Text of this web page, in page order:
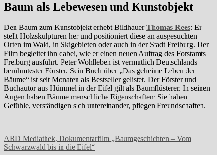
Baum als Lebewesen und Kunstobjekt
Den Baum zum Kunstobjekt erhebt BildhauerThomas Rees: Er
stellt Holzskulpturen her und positioniert diese an ausgesuchten
Orten im Wald, in Skigebieten oder auch in der Stadt Freiburg. Der
Film begleitet ihn dabei, wie er einen neuen Auftrag des Forstamts
Freiburg ausführt. Peter Wohlleben ist vermutlich Deutschlands
berühmtester Förster. Sein Buch über „Das geheime Leben der
Bäume“ ist seit Monaten als Bestseller gelistet. Der Förster und
Buchautor aus Hümmel in der Eifel gilt als Baumflüsterer. In seinen
Augen haben Bäume menschliche Eigenschaften: Sie haben
Gefühle, verständigen sich untereinander, pflegen Freundschaften.
ARD Mediathek, Dokumentarfilm „Baumgeschichten – Vom
Schwarzwald bis in die Eifel“